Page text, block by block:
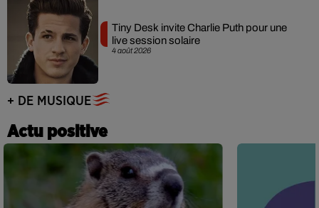
4 août 2026
Tiny Desk invite Charlie Puth pour une
live session solaire
+ DE MUSIQUE
Actu positive